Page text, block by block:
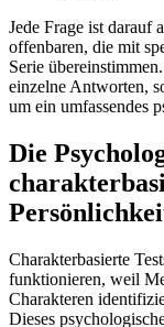
Jede Frage ist darauf
offenbaren, die mit
Serie
einzelne Antworten,
um ein umfassendes
Die
Charakterbasierte
funktionieren, weil
Charakteren
Dieses